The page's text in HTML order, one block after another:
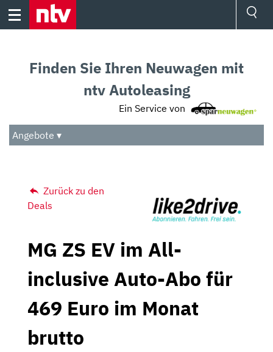
Skip
Audio
Das Beste
Finden Sie Ihren Neuwagen mit
ntv Autoleasing
Ein Service von
Angebote ▾
Zurück zu den
Deals
MG ZS EV im All-
inclusive Auto-Abo für
469 Euro im Monat
brutto